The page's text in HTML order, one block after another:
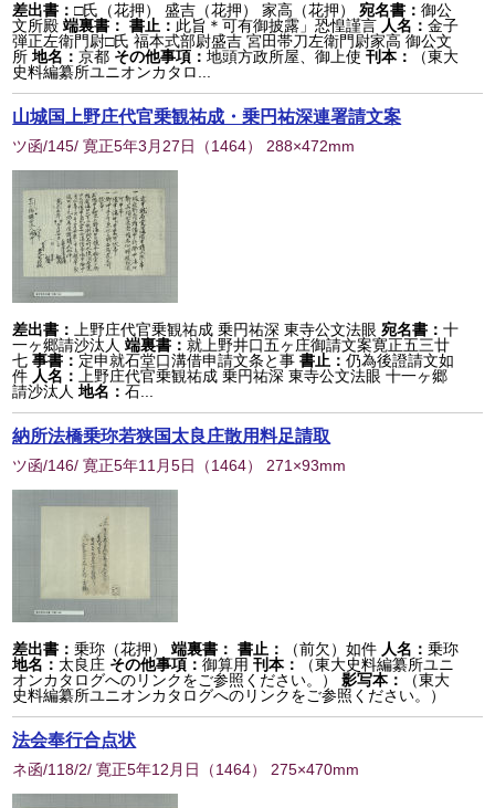
差出書：□氏（花押） 盛吉（花押） 家高（花押） 宛名書：御公
文所殿 端裏書： 書止： 此旨＊可有御披露」恐惶謹言 人名：金子
弾正左衛門尉□氏 福本式部尉盛吉 宮田帯刀左衛門尉家高 御公文
所 地名：京都 その他事項：地頭方政所屋、御上使 刊本：
（東大
史料編纂所ユニオンカタロ...
山城国上野庄代官乗観祐成・乗円祐深連署請文案
ツ函/145/ 寛正5年3月27日 （1464） 288×472mm
差出書： 上野庄代官乗観祐成 乗円祐深 東寺公文法眼 宛名書：十
一ヶ郷請沙汰人 端裏書：就上野井口五ヶ庄御請文案寛正五三廿
七 事書： 定申就石堂口溝借申請文条と事 書止：仍為後證請文如
件 人名：
上野庄代官乗観祐成 乗円祐深 東寺公文法眼 十一ヶ郷
請沙汰人 地名：石...
納所法橋乗珎若狭国太良庄散用料足請取
ツ函/146/ 寛正5年11月5日 （1464） 271×93mm
差出書：乗珎（花押） 端裏書： 書止： （前欠）如件 人名：乗珎
地名： 太良庄 その他事項：御算用刊本：
（東大史料編纂所ユニ
オンカタログへのリンクをご参照ください。）
影写本：
（東大
史料編纂所ユニオンカタログへのリンクをご参照ください。）
法会奉行合点状
ネ函/118/2/ 寛正5年12月日 （1464） 275×470mm